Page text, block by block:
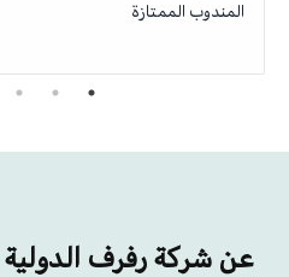
المندوب الممتازة
عن شركة رفرف الدولية